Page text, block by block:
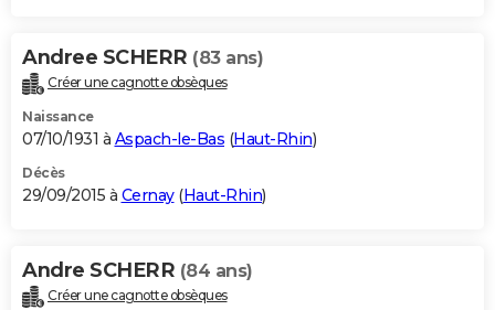
Andree SCHERR (83 ans)
Créer une cagnotte obsèques
Naissance
07/10/1931 à Aspach-le-Bas (Haut-Rhin)
Décès
29/09/2015 à Cernay(Haut-Rhin)
Andre SCHERR (84 ans)
Créer une cagnotte obsèques